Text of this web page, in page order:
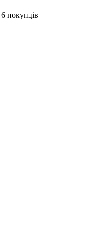
6 покупців